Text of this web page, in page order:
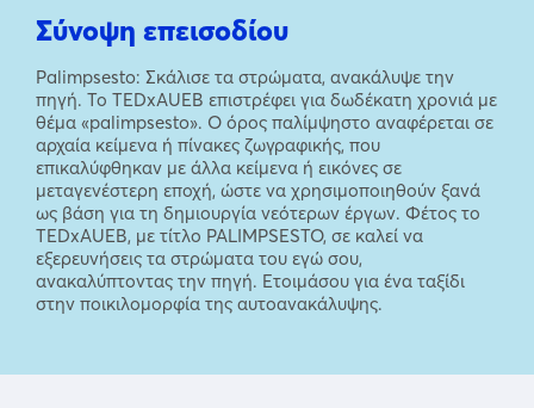
Σύνοψη επεισοδίου
Palimpsesto: Σκάλισε τα στρώματα, ανακάλυψε την
πηγή. Το TEDxAUEB επιστρέφει για δωδέκατη χρονιά με
θέμα «palimpsesto». Ο όρος παλίμψηστο αναφέρεται σε
αρχαία κείμενα ή πίνακες ζωγραφικής, που
επικαλύφθηκαν με άλλα κείμενα ή εικόνες σε
μεταγενέστερη εποχή, ώστε να χρησιμοποιηθούν ξανά
ως βάση για τη δημιουργία νεότερων έργων. Φέτος το
TEDxAUEB, με τίτλο PALIMPSESTO, σε καλεί να
εξερευνήσεις τα στρώματα του εγώ σου,
ανακαλύπτοντας την πηγή. Ετοιμάσου για ένα ταξίδι
στην ποικιλομορφία της αυτοανακάλυψης.